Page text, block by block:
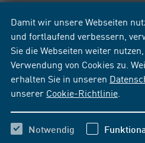
Damit wir unsere Webseiten
und fortlaufend verbessern,
Sie die Webseiten weiter
Verwendung von Cookies zu.
erhalten Sie in unseren
unserer Cookie-Richtlinie
Notwendig